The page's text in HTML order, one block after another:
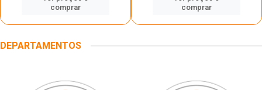
comprar
comprar
DEPARTAMENTOS